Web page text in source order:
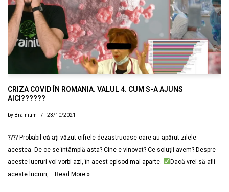
CRIZA COVID ÎN ROMANIA. VALUL 4. CUM S-A AJUNS
AICI??????
by Brainium 23/10/2021
???? Probabil că ați văzut cifrele dezastruoase care au apărut zilele
acestea. De ce se întâmplă asta? Cine e vinovat? Ce soluții avem? Despre
aceste lucruri voi vorbi azi, în acest episod mai aparte.
Dacă vrei să afli
aceste lucruri,… Read More »